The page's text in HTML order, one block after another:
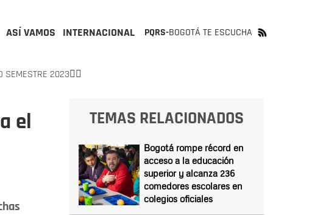
ASÍ VAMOS INTERNACIONAL PQRS-BOGOTÁ TE ESCUCHA
2023👇🏻
el
TEMAS RELACIONADOS
Bogotá rompe récord en
acceso a la educación
superior y alcanza 236
comedores escolares en
colegios oficiales